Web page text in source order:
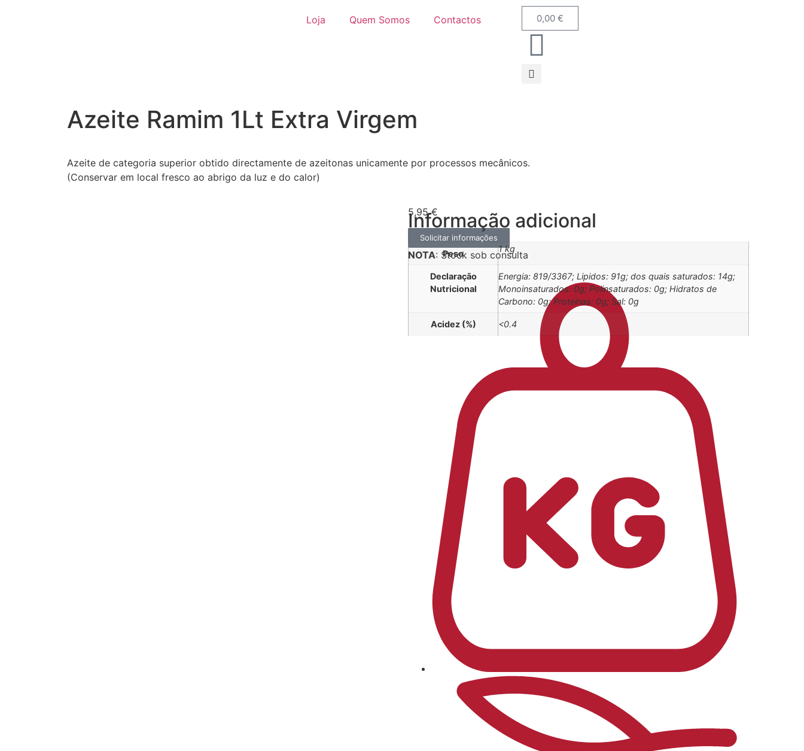
Loja Quem Somos Contactos 0,00 €
Azeite Ramim 1Lt Extra Virgem
Azeite de categoria superior obtido directamente de azeitonas unicamente por processos mecânicos.
(Conservar em local fresco ao abrigo da luz e do calor)
5,95€
Solicitar informações
NOTA: Stock sob consulta
Informação adicional
Peso 1 kg
Declaração
Nutricional
Energia: 819/3367; Lipidos: 91g; dos quais saturados: 14g;
Monoinsaturados: 0g; Polinsaturados: 0g; Hidratos de
Carbono: 0g; Proteinas: 0g; Sal: 0g
Acidez (%) <0.4